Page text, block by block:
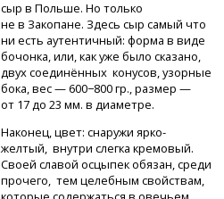
сыр в Польше. Но только
не в Закопане. Здесь сыр самый что
ни есть аутентичный: форма в виде
бочонка, или, как уже было сказано,
двух соединённых конусов, узорные
бока, вес — 600−800 гр., размер —
от 17 до 23 мм. в диаметре.
Наконец, цвет: снаружи ярко-
желтый, внутри слегка кремовый.
Своей славой осцыпек обязан, среди
прочего, тем целебным свойствам,